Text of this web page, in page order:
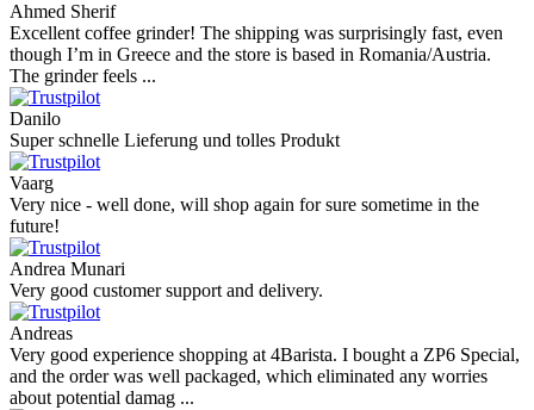
Ahmed Sherif
Excellent coffee grinder! The shipping was surprisingly fast, even
though I’m in Greece and the store is based in Romania/Austria.
The grinder feels ...
Danilo
Super schnelle Lieferung und tolles Produkt
Vaarg
Very nice - well done, will shop again for sure sometime in the
future!
Andrea Munari
Very good customer support and delivery.
Andreas
Very good experience shopping at 4Barista. I bought a ZP6 Special,
and the order was well packaged, which eliminated any worries
about potential damag ...